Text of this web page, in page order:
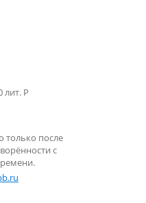
лит. Р
после
с